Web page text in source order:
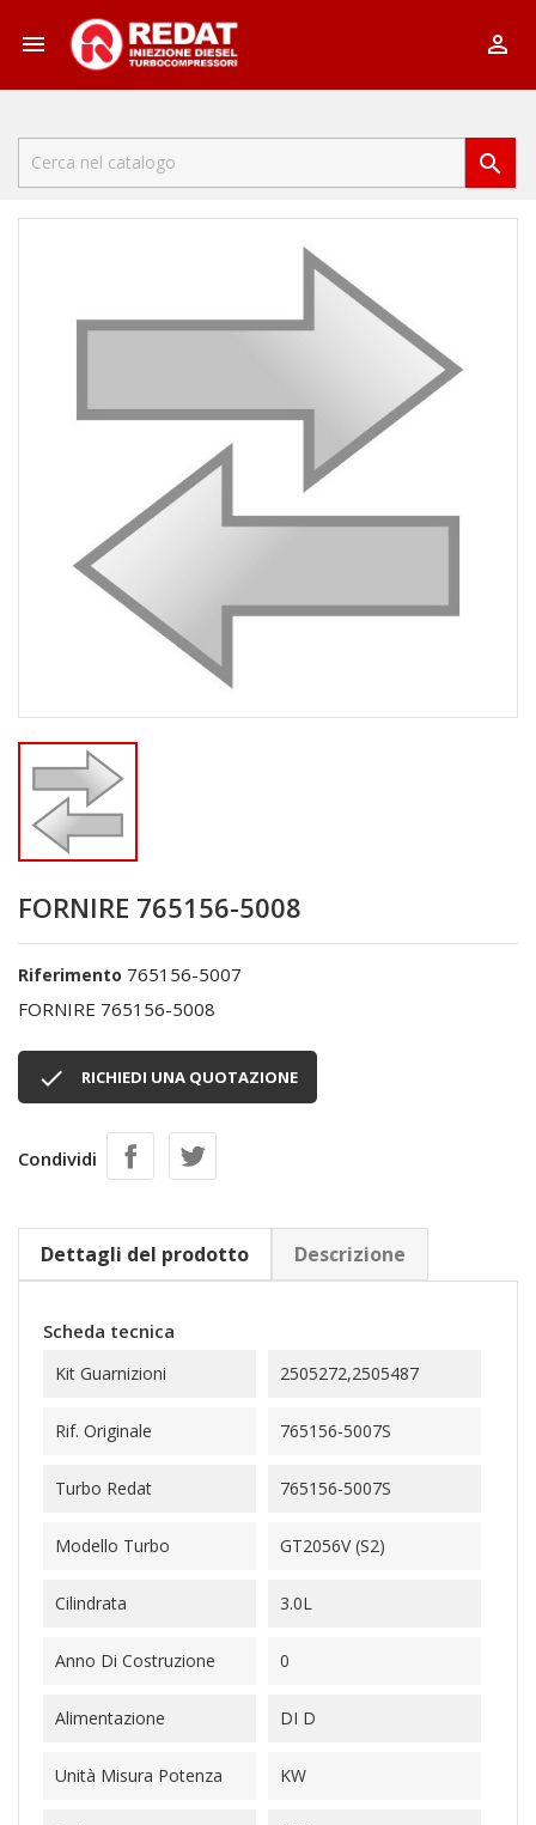
 

FORNIRE 765156-5008
Riferimento 765156-5007
FORNIRE 765156-5008
 RICHIEDI UNA QUOTAZIONE
Condividi
Dettagli del prodotto Descrizione
Scheda tecnica
Kit Guarnizioni 2505272,2505487
Rif. Originale 765156-5007S
Turbo Redat 765156-5007S
Modello Turbo GT2056V (S2)
Cilindrata 3.0L
Anno Di Costruzione 0
Alimentazione DI D
Unità Misura Potenza KW